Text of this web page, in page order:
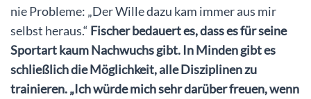
nie Probleme: „Der Wille dazu kam immer aus mir
selbst heraus.“ Fischer bedauert es, dass es für seine
Sportart kaum Nachwuchs gibt. In Minden gibt es
schließlich die Möglichkeit, alle Disziplinen zu
trainieren. „Ich würde mich sehr darüber freuen, wenn